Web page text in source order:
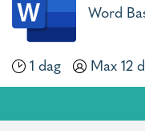
Word
1 dag
Max 12